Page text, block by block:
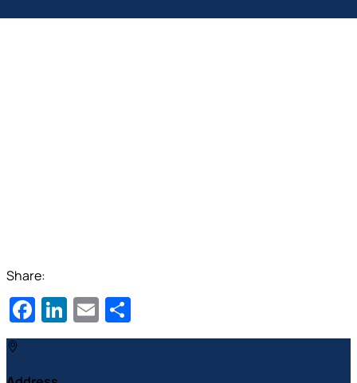
Share:
Facebook
LinkedIn
Email